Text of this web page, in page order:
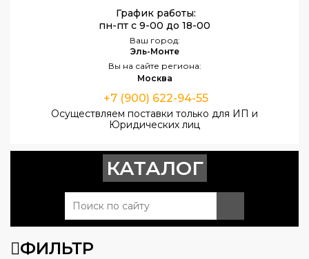
График работы:
пн-пт с 9-00 до 18-00
Ваш город:
Эль-Монте
Вы на сайте региона:
Москва
+7 (900) 622-94-55
Осуществляем поставки только для ИП и
Юридических лиц
КАТАЛОГ
ФИЛЬТР